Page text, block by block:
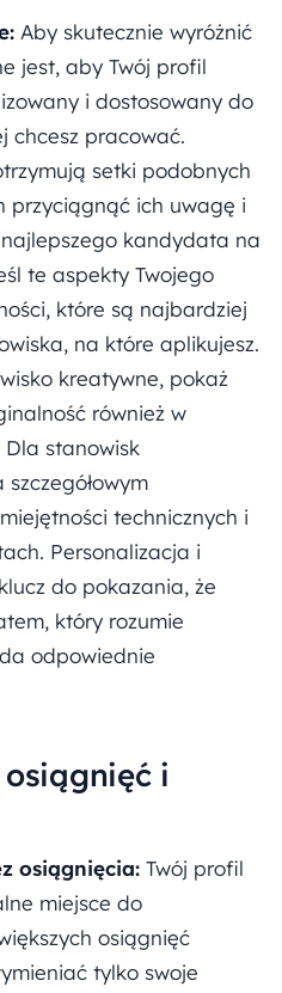
Aby skutecznie wyróżnić
jest, aby Twój profil
i dostosowany do
chcesz pracować.
setki podobnych
przyciągnąć ich uwagę i
kandydata na
te aspekty Twojego
które są najbardziej
na które aplikujesz.
kreatywne, pokaż
również w
Dla stanowisk
technicznych i
Personalizacja i
do pokazania, że
który rozumie
odpowiednie
i
osiągnięcia: Twój profil
miejsce do
osiągnięć
tylko swoje